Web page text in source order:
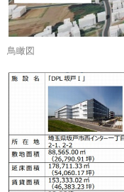
鳥瞰図